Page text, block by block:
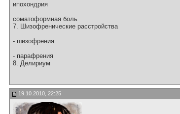
ипохондрия
соматоформная боль
7. Шизофренические расстройства
- шизофрения
- парафрения
8. Делириум
19.10.2010, 22:25